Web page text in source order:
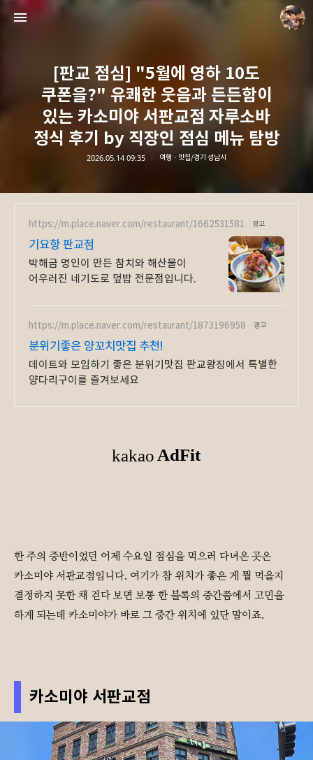
[판교 점심] "5월에 영하 10도
쿠폰을?" 유쾌한 웃음과 든든함이
있는 카소미야 서판교점 자루소바
정식 후기 by 직장인 점심 메뉴 탐방
2026.05.14 09:35 여행 · 맛집/경기 성남시
https://m.place.naver.com/restaurant/1662531581 광고
기요항 판교점
박해금 명인이 만든 참치와 해산물이
어우러진 네기도로 덮밥 전문점입니다.
https://m.place.naver.com/restaurant/1873196958 광고
분위기좋은 양꼬치맛집 추천!
데이트와 모임하기 좋은 분위기맛집 판교왕징에서 특별한
양다리구이를 즐겨보세요
한 주의 중반이었던 어제 수요일 점심을 먹으러 다녀온 곳은
카소미야 서판교점입니다. 여기가 참 위치가 좋은 게 뭘 먹을지
결정하지 못한 채 걷다 보면 보통 한 블록의 중간쯤에서 고민을
하게 되는데 카소미야가 바로 그 중간 위치에 있단 말이죠.
카소미야 서판교점
담덕이의 탐방일지